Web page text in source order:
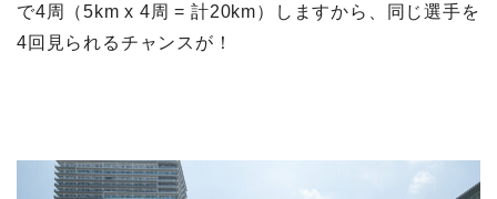
で4周（5km x 4周 = 計20km）しますから、同じ選手を
4回見られるチャンスが！